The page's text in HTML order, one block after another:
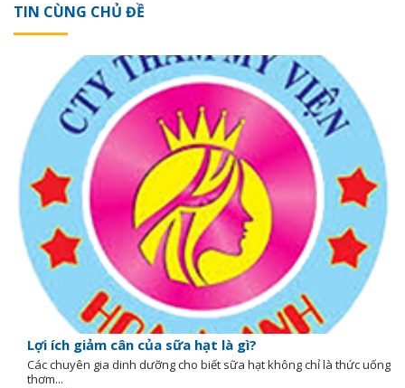
TIN CÙNG CHỦ ĐỀ
Lợi ích giảm cân của sữa hạt là gì?
Các chuyên gia dinh dưỡng cho biết sữa hạt không chỉ là thức uống
thơm...